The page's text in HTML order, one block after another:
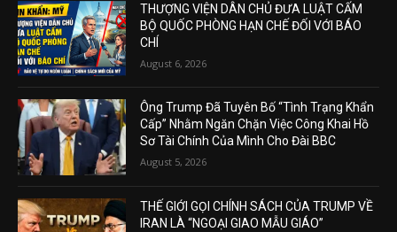
THƯỢNG VIỆN DÂN CHỦ ĐƯA LUẬT CẤM
BỘ QUỐC PHÒNG HẠN CHẾ ĐỐI VỚI BÁO
CHÍ
August 6, 2026
Ông Trump Đã Tuyên Bố “Tình Trạng Khẩn
Cấp” Nhằm Ngăn Chặn Việc Công Khai Hồ
Sơ Tài Chính Của Mình Cho Đài BBC
August 5, 2026
THẾ GIỚI GỌI CHÍNH SÁCH CỦA TRUMP VỀ
IRAN LÀ “NGOẠI GIAO MẪU GIÁO”